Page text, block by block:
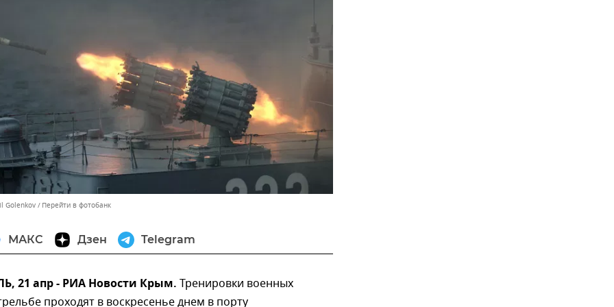
Golenkov Перейти в фотобанк
МАКС Дзен Telegram
21 апр - РИА Новости Крым. Тренировки военных
проходят в воскресенье днем в порту